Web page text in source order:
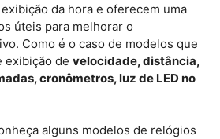
da hora e oferecem uma
úteis para melhorar o
Como é o caso de modelos que
exibição de velocidade, distância,
cronômetros, luz de LED no
alguns modelos de relógios